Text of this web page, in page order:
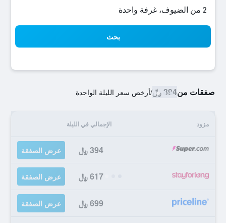
2 من الضيوف، غرفة واحدة
بحث
صفقات من394 ﷼ /أرخص سعر الليلة الواحدة
مزود الإجمالي في الليلة
394 ﷼ عرض الصفقة
617 ﷼ عرض الصفقة
699 ﷼ عرض الصفقة